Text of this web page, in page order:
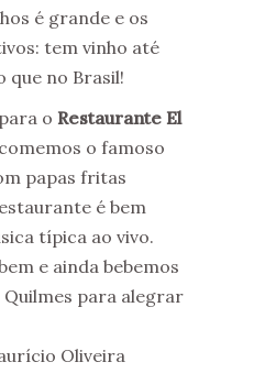
é grande e os
tem vinho até
que no Brasil!
o Restaurante El
o famoso
papas fritas
é bem
típica ao vivo.
e ainda bebemos
para alegrar
Oliveira